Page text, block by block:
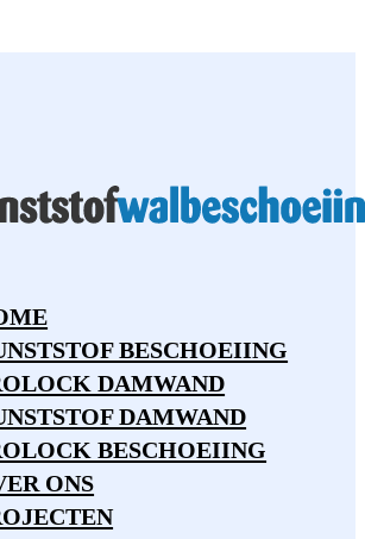
BESCHOEIING
DAMWAND
DAMWAND
BESCHOEIING
ONS